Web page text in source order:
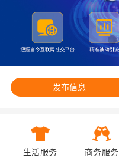
发布信息
生活服务 商务服务